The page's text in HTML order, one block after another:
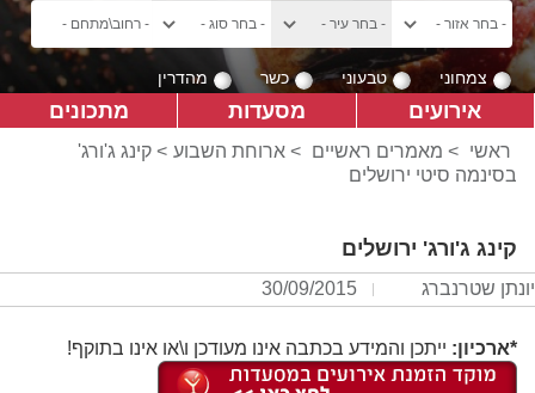
צמחוני טבעוני כשר מהדרין
אירועים מסעדות מתכונים
ראשי > מאמרים ראשיים > ארוחת השבוע > קינג ג'ורג'
בסינמה סיטי ירושלים
קינג ג'ורג' ירושלים
יונתן שטרנברג 30/09/2015
*ארכיון: ייתכן והמידע בכתבה אינו מעודכן ו\או אינו בתוקף!